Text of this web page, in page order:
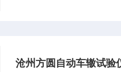
沧州方圆自动车辙试验